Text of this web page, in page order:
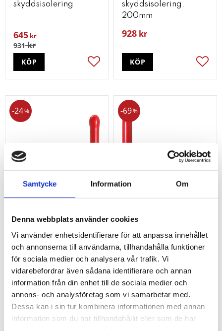
Samtycke Information Om
Denna webbplats använder cookies
Vi använder enhetsidentifierare för att anpassa innehållet
och annonserna till användarna, tillhandahålla funktioner
för sociala medier och analysera vår trafik. Vi
vidarebefordrar även sådana identifierare och annan
information från din enhet till de sociala medier och
annons- och analysföretag som vi samarbetar med.
Dessa kan i sin tur kombinera informationen med annan
information som du har tillhandahållit eller som de har
skyddsisolering
645 kr
931kr
Lägg till i favoriter
KÖP
skyddsisolering.
200mm
928 kr
KÖP
uppsättningsnyckel
med T-handtag med
skyddsisolering.
200mm
780
1 023kr
24%
Lägg till i favoriter
KÖP
handtag med
skyddsisolering. 10mm
690
2 199kr
69%
KÖP